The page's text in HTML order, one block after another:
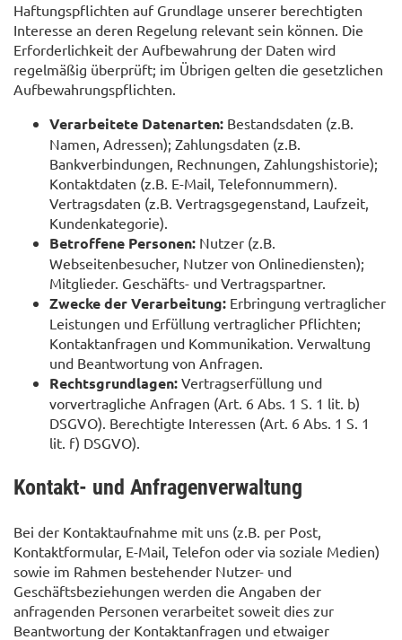
Haftungspflichten auf Grundlage unserer berechtigten
Interesse an deren Regelung relevant sein können. Die
Erforderlichkeit der Aufbewahrung der Daten wird
regelmäßig überprüft; im Übrigen gelten die gesetzlichen
Aufbewahrungspflichten.
Verarbeitete Datenarten: Bestandsdaten (z.B.
Namen, Adressen); Zahlungsdaten (z.B.
Bankverbindungen, Rechnungen, Zahlungshistorie);
Kontaktdaten (z.B. E-Mail, Telefonnummern).
Vertragsdaten (z.B. Vertragsgegenstand, Laufzeit,
Kundenkategorie).
Betroffene Personen: Nutzer (z.B.
Webseitenbesucher, Nutzer von Onlinediensten);
Mitglieder. Geschäfts- und Vertragspartner.
Zwecke der Verarbeitung: Erbringung vertraglicher
Leistungen und Erfüllung vertraglicher Pflichten;
Kontaktanfragen und Kommunikation. Verwaltung
und Beantwortung von Anfragen.
Rechtsgrundlagen: Vertragserfüllung und
vorvertragliche Anfragen (Art. 6 Abs. 1 S. 1 lit. b)
DSGVO). Berechtigte Interessen (Art. 6 Abs. 1 S. 1
lit. f) DSGVO).
Kontakt- und Anfragenverwaltung
Bei der Kontaktaufnahme mit uns (z.B. per Post,
Kontaktformular, E-Mail, Telefon oder via soziale Medien)
sowie im Rahmen bestehender Nutzer- und
Geschäftsbeziehungen werden die Angaben der
anfragenden Personen verarbeitet soweit dies zur
Beantwortung der Kontaktanfragen und etwaiger